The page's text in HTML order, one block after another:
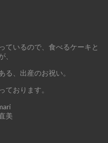
ているので、食べるケーキと
、
る、出産のお祝い。
ております。
美